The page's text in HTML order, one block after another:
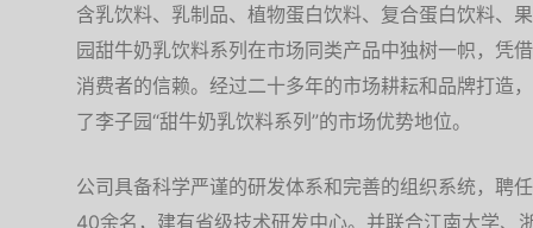
含乳饮料、乳制品、植物蛋白饮料、复合蛋白饮料、
园甜牛奶乳饮料系列在市场同类产品中独树一帜，凭
消费者的信赖。经过二十多年的市场耕耘和品牌打造
了李子园“甜牛奶乳饮料系列”的市场优势地位。
公司具备科学严谨的研发体系和完善的组织系统，聘
40余名，建有省级技术研发中心。并联合江南大学、